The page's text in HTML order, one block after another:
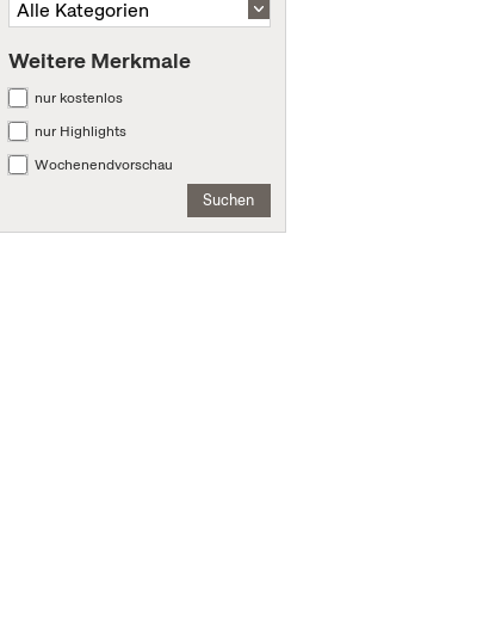
Weitere Merkmale
nur kostenlos
nur Highlights
Wochenendvorschau
Suchen